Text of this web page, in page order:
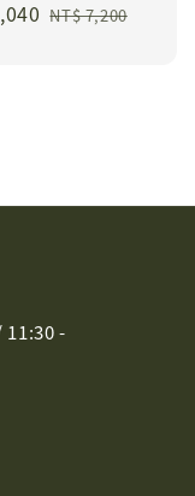
Regular
NT$ 7,200
11:30 -